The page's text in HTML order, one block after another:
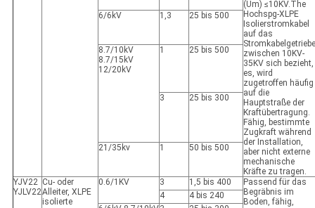
(Um) ≤10KV.The
Hochspg-XLPE
Isolierstromkabel
auf das
Stromkabelgetriebe
zwischen 10KV-
35KV sich bezieht,
es, wird
zugetroffen häufig
auf die
Hauptstraße der
Kraftübertragung.
Fähig, bestimmte
Zugkraft während
der Installation,
aber nicht externe
mechanische
Kräfte zu tragen.
6/6kV 1,3 25 bis 500
8.7/10kV
8.7/15kV
12/20kV
1 25 bis 500
3 25 bis 300
21/35kv 1 50 bis 500
YJV22
YJLV22
Cu- oder
Alleiter, XLPE
isolierte
0.6/1KV 3 1,5 bis 400
Passend für das
Begräbnis im
Boden, fähig,
4
4 bis 240